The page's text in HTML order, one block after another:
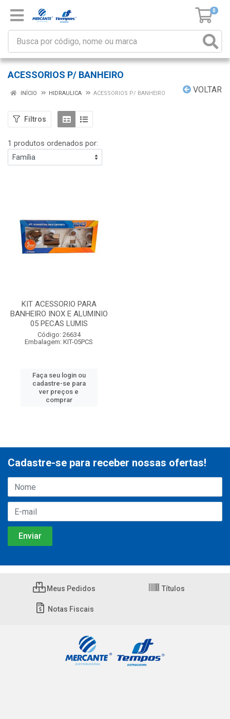
0
ACESSORIOS P/ BANHEIRO
VOLTAR
INÍCIO HIDRAULICA ACESSORIOS P/ BANHEIRO
Filtros
1 produtos ordenados por:
KIT ACESSORIO PARA
BANHEIRO INOX E ALUMINIO
05 PECAS LUMIS
Código: 26634
Embalagem: KIT-05PCS
Faça seu login ou
cadastre-se para
ver preços e
comprar
Cadastre-se para receber nossas ofertas!
Meus Pedidos Títulos
Notas Fiscais